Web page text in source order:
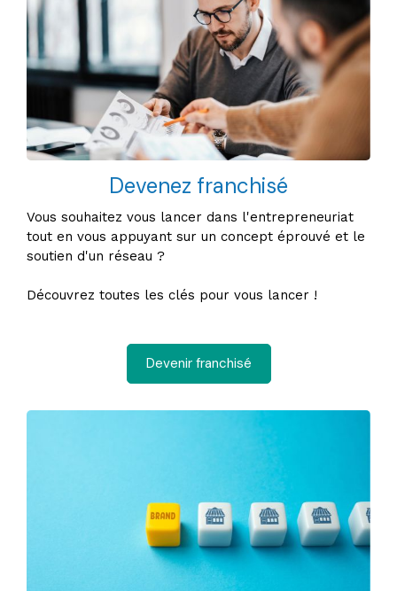
Devenez franchisé
Vous souhaitez vous lancer dans l'entrepreneuriat
tout en vous appuyant sur un concept éprouvé et le
soutien d'un réseau ?
Découvrez toutes les clés pour vous lancer !
Devenir franchisé